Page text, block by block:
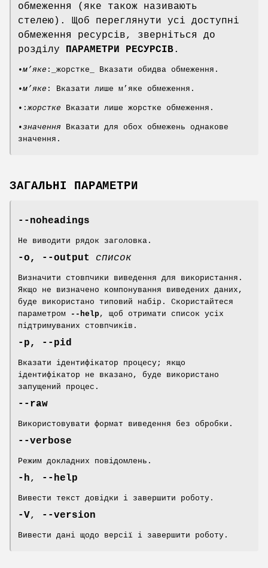
обмеження (яке також називають
стелею). Щоб переглянути усі доступні
обмеження ресурсів, зверніться до
розділу
ПАРАМЕТРИ РЕСУРСІВ.
•м’яке :_жорстке_ Вказати обидва обмеження.
•м’яке : Вказати лише м’яке обмеження.
•:жорстке Вказати лише жорстке обмеження.
•значення Вказати для обох обмежень однакове
значення.
ЗАГАЛЬНІ ПАРАМЕТРИ
--noheadings
Не виводити рядок заголовка.
-o, --output список
Визначити стовпчики виведення для використання.
Якщо не визначено компонування виведених даних,
буде використано типовий набір. Скористайтеся
параметром
--help, щоб отримати список усіх
підтримуваних стовпчиків.
-p, --pid
Вказати ідентифікатор процесу; якщо
ідентифікатор не вказано, буде використано
запущений процес.
--raw
Використовувати формат виведення без обробки.
--verbose
Режим докладних повідомлень.
-h, --help
Вивести текст довідки і завершити роботу.
-V, --version
Вивести дані щодо версії і завершити роботу.